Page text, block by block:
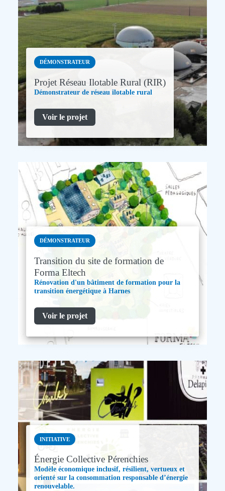
DÉMONSTRATEUR
Projet Réseau Ilotable Rural (RIR)
Démonstrateur de réseau ilotable rural
Voir le projet
DÉMONSTRATEUR
Transition du site de formation de
Forma Eltech
Rénovation d'un bâtiment de formation pour la
transition énergétique à Harnes
Voir le projet
INITIATIVE
Énergie Collective Pérenchies
Modèle économique inclusif, résilient, vertueux et
orienté sur la consommation responsable d’énergie
renouvelable.